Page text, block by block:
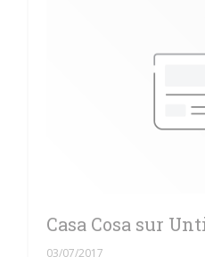
Casa Cosa sur
03/07/2017